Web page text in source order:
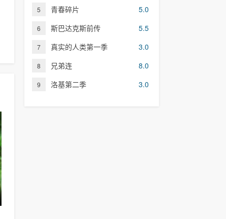
5 青春碎片 5.0
6 斯巴达克斯前传 5.5
7 真实的人类第一季 3.0
8 兄弟连 8.0
9 洛基第二季 3.0